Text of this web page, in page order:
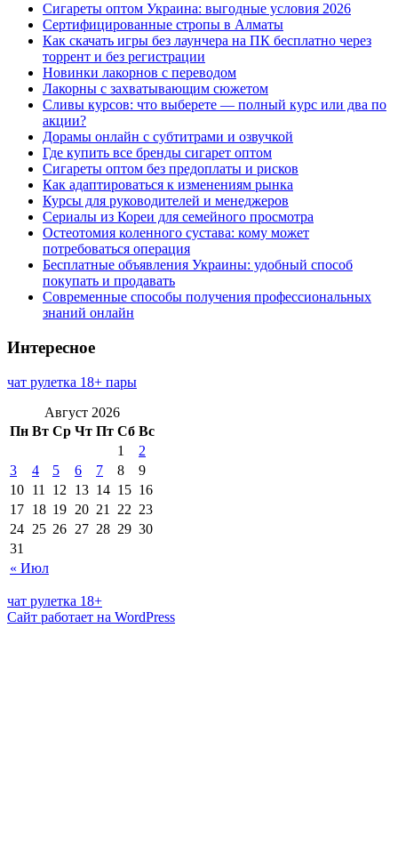
Сигареты оптом Украина: выгодные условия 2026
Сертифицированные стропы в Алматы
Как скачать игры без лаунчера на ПК бесплатно через
торрент и без регистрации
Новинки лакорнов с переводом
Лакорны с захватывающим сюжетом
Сливы курсов: что выберете — полный курс или два по
акции?
Дорамы онлайн с субтитрами и озвучкой
Где купить все бренды сигарет оптом
Сигареты оптом без предоплаты и рисков
Как адаптироваться к изменениям рынка
Курсы для руководителей и менеджеров
Сериалы из Кореи для семейного просмотра
Остеотомия коленного сустава: кому может
потребоваться операция
Бесплатные объявления Украины: удобный способ
покупать и продавать
Современные способы получения профессиональных
знаний онлайн
Интересное
чат рулетка 18+ пары
Август 2026
Пн Вт Ср Чт Пт Сб Вс
« Июл
1
2
3
4 5 6 7 8
9
10 11 12 13 14 15 16
17 18 19 20 21 22 23
24 25 26 27 28 29 30
31
чат рулетка 18+
Сайт работает на WordPress